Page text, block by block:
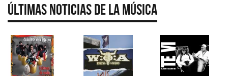
Últimas Noticias de la Música